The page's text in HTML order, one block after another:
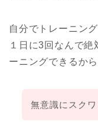
自分でトレーニン
１日に3回なんで
ーニングできるか
無意識にスク